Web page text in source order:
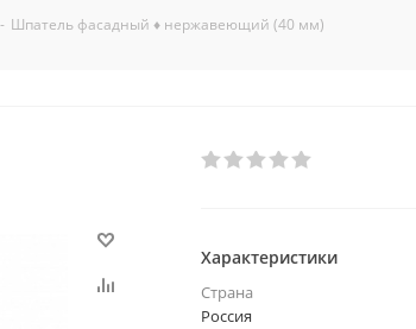
- Шпатель фасадный ♦ нержавеющий (40 мм)
Характеристики
Страна
Россия